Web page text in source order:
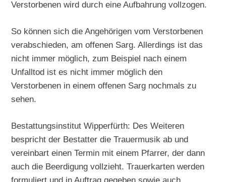
Verstorbenen wird durch eine Aufbahrung vollzogen.
So können sich die Angehörigen vom Verstorbenen
verabschieden, am offenen Sarg. Allerdings ist das
nicht immer möglich, zum Beispiel nach einem
Unfalltod ist es nicht immer möglich den
Verstorbenen in einem offenen Sarg nochmals zu
sehen.
Bestattungsinstitut Wipperfürth: Des Weiteren
bespricht der Bestatter die Trauermusik ab und
vereinbart einen Termin mit einem Pfarrer, der dann
auch die Beerdigung vollzieht. Trauerkarten werden
formuliert und in Auftrag gegeben sowie auch